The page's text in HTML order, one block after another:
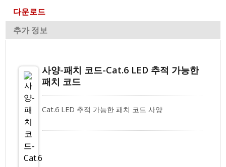
다운로드
추가 정보
사양-패치 코드-Cat.6 LED 추적 가능한
패치 코드
Cat.6 LED 추적 가능한 패치 코드 사양